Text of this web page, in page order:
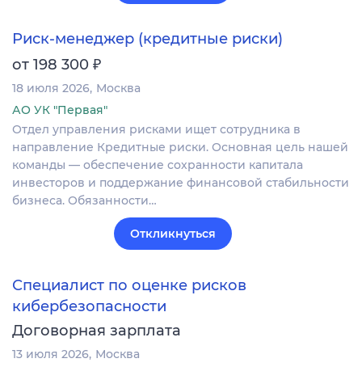
Риск-менеджер (кредитные риски)
от 198 300 ₽
18 июля 2026 Москва
АО УК "Первая"
Отдел управления рисками ищет сотрудника в
направление Кредитные риски. Основная цель нашей
команды — обеспечение сохранности капитала
инвесторов и поддержание финансовой стабильности
бизнеса. Обязанности…
Откликнуться
Специалист по оценке рисков
кибербезопасности
Договорная зарплата
13 июля 2026 Москва